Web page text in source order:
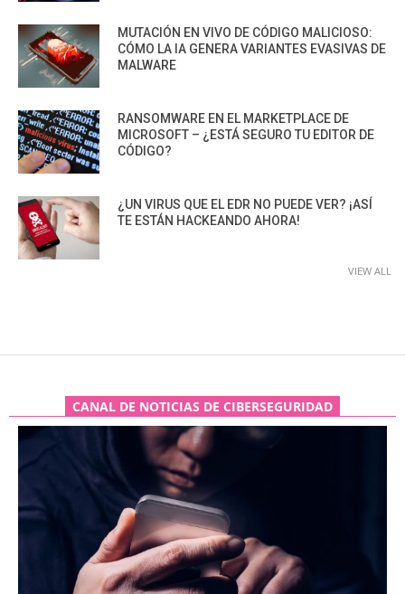
MUTACIÓN EN VIVO DE CÓDIGO MALICIOSO:
CÓMO LA IA GENERA VARIANTES EVASIVAS DE
MALWARE
RANSOMWARE EN EL MARKETPLACE DE
MICROSOFT – ¿ESTÁ SEGURO TU EDITOR DE
CÓDIGO?
¿UN VIRUS QUE EL EDR NO PUEDE VER? ¡ASÍ
TE ESTÁN HACKEANDO AHORA!
VIEW ALL
CANAL DE NOTICIAS DE CIBERSEGURIDAD